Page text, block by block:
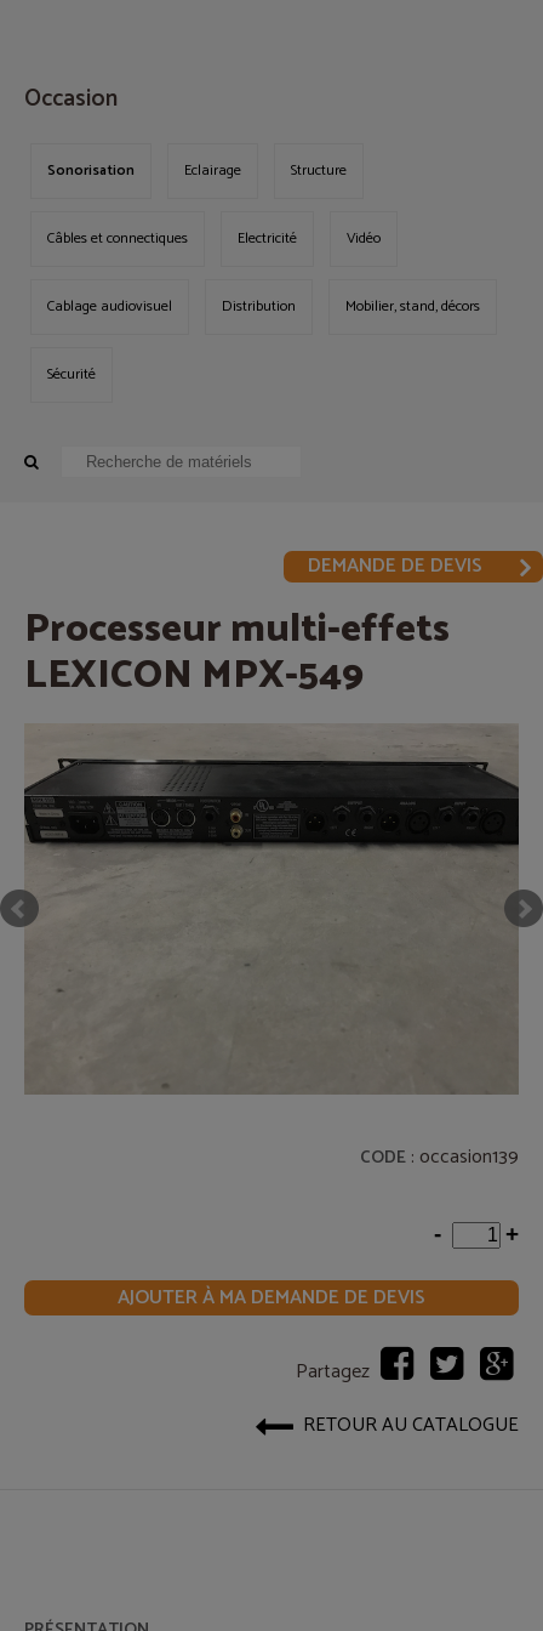
Occasion
Sonorisation Eclairage Structure
Câbles et connectiques Electricité Vidéo
Cablage audiovisuel Distribution Mobilier, stand, décors
Sécurité
DEMANDE DE DEVIS
Processeur multi-effets
LEXICON MPX-549
CODE : occasion139
- +
AJOUTER À MA DEMANDE DE DEVIS
Partagez
RETOUR AU CATALOGUE